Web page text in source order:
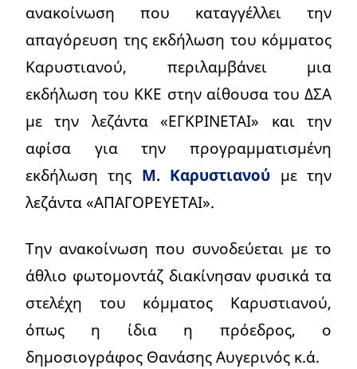
ανακοίνωση που καταγγέλλει την
απαγόρευση της εκδήλωση του κόμματος
Καρυστιανού, περιλαμβάνει μια
εκδήλωση του ΚΚΕ στην αίθουσα του ΔΣΑ
με την λεζάντα «ΕΓΚΡΙΝΕΤΑΙ» και την
αφίσα για την προγραμματισμένη
εκδήλωση της Μ. Καρυστιανού με την
λεζάντα «ΑΠΑΓΟΡΕΥΕΤΑΙ».
Την ανακοίνωση που συνοδεύεται με το
άθλιο φωτομοντάζ διακίνησαν φυσικά τα
στελέχη του κόμματος Καρυστιανού,
όπως η ίδια η πρόεδρος, ο
δημοσιογράφος Θανάσης Αυγερινός κ.ά.